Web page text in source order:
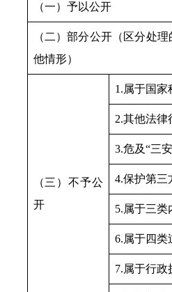
（一）予以公开
（二）部分公开（区分处
他情形）
（三）不予公
开
1.属于国家
2.其他法律
3.危及“三
4.保护第三
5.属于三类
6.属于四类
7.属于行政